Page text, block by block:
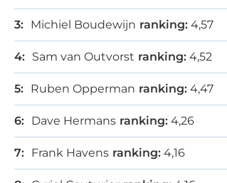
Michiel Boudewijn ranking: 4,57
Sam van Outvorst ranking: 4,52
Ruben Opperman ranking: 4,47
Dave Hermans ranking: 4,26
Frank Havens ranking: 4,16